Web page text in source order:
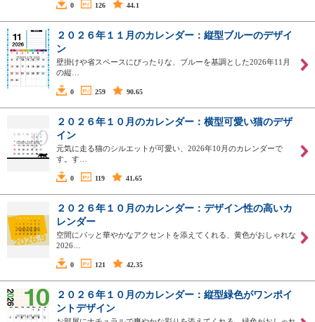
0 126 44.1
２０２６年１１月のカレンダー：縦型ブルーのデザイ
ン
壁掛けや省スペースにぴったりな、ブルーを基調とした2026年11月
の縦…
0 259 90.65
２０２６年１０月のカレンダー：横型可愛い猫のデザ
イン
元気に走る猫のシルエットが可愛い、2026年10月のカレンダーで
す。す…
0 119 41.65
２０２６年１０月のカレンダー：デザイン性の高いカ
レンダー
空間にパッと華やかなアクセントを添えてくれる、黄色がおしゃれな
2026…
0 121 42.35
２０２６年１０月のカレンダー：縦型緑色がワンポイ
ントデザイン